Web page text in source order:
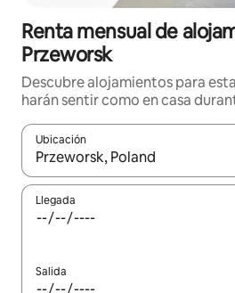
Renta mensual de
Przeworsk
Descubre alojamientos para
harán sentir como en casa
Ubicación
Cuando los resultados estén
Llegada
Salida